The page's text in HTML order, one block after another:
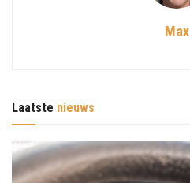
Max
Laatste nieuws